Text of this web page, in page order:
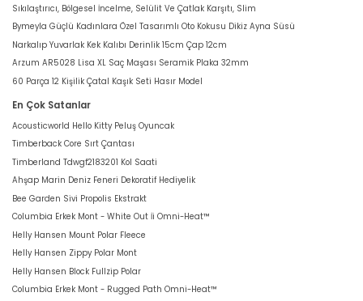
Sıkılaştırıcı, Bölgesel İncelme, Selülit Ve Çatlak Karşıtı, Slim
Bymeyla Güçlü Kadınlara Özel Tasarımlı Oto Kokusu Dikiz Ayna Süsü
Narkalıp Yuvarlak Kek Kalıbı Derinlik 15cm Çap 12cm
Arzum AR5028 Lisa XL Saç Maşası Seramik Plaka 32mm
60 Parça 12 Kişilik Çatal Kaşık Seti Hasır Model
En Çok Satanlar
Acousticworld Hello Kitty Peluş Oyuncak
Timberback Core Sırt Çantası
Timberland Tdwgf2183201 Kol Saati
Ahşap Marin Deniz Feneri Dekoratif Hediyelik
Bee Garden Sivi Propolis Ekstrakt
Columbia Erkek Mont - White Out İi Omni-Heat™
Helly Hansen Mount Polar Fleece
Helly Hansen Zippy Polar Mont
Helly Hansen Block Fullzip Polar
Columbia Erkek Mont - Rugged Path Omni-Heat™